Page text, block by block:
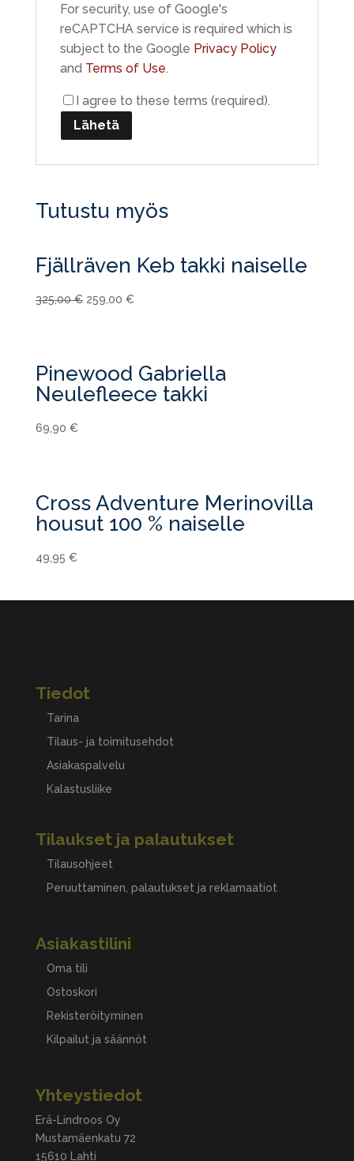
For security, use of Google's
reCAPTCHA service is required which is
subject to the Google Privacy Policy
and Terms of Use.
I agree to these terms (required).
Tutustu myös
Fjällräven Keb takki naiselle
325,00€ Alkuperäinen
259,00 €Nykyinen
Pinewood Gabriella
Neulefleece takki
69,90 €
Cross Adventure Merinovilla
housut 100 % naiselle
49,95 €
Tiedot
Tarina
Tilaus- ja toimitusehdot
Asiakaspalvelu
Kalastusliike
Tilaukset ja palautukset
Tilausohjeet
Peruuttaminen, palautukset ja reklamaatiot
Asiakastilini
Oma tili
Ostoskori
Rekisteröityminen
Kilpailut ja säännöt
Yhteystiedot
Erä-Lindroos Oy
Mustamäenkatu 72
15610 Lahti